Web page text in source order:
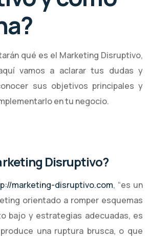
qué es el Marketing Disruptivo,
vamos a aclarar tus dudas y
sus objetivos principales y
en tu negocio.
Disruptivo?
marketing-disruptivo.com, “es un
orientado a romper esquemas
bajo y estrategias adecuadas, es
una ruptura brusca, o que